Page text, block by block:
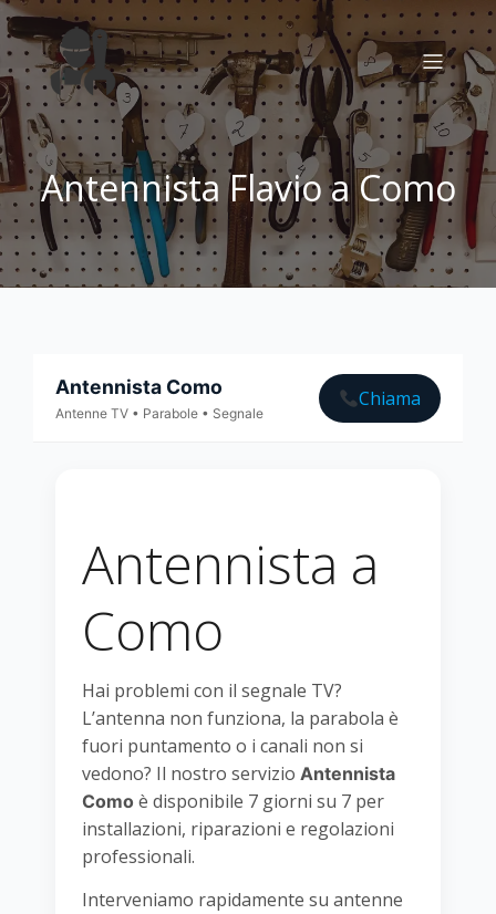
Antennista Flavio a Como
Antennista Como
Antenne TV • Parabole • Segnale
Chiama
Antennista a
Como
Hai problemi con il segnale TV?
L’antenna non funziona, la parabola è
fuori puntamento o i canali non si
vedono? Il nostro servizio Antennista
Como è disponibile 7 giorni su 7 per
installazioni, riparazioni e regolazioni
professionali.
Interveniamo rapidamente su antenne